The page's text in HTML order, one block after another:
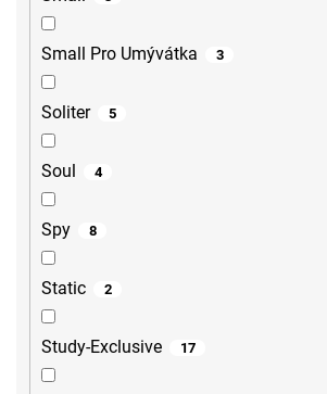
Small Pro Umývátka 3
Soliter 5
Soul 4
Spy 8
Static 2
Study-Exclusive 17